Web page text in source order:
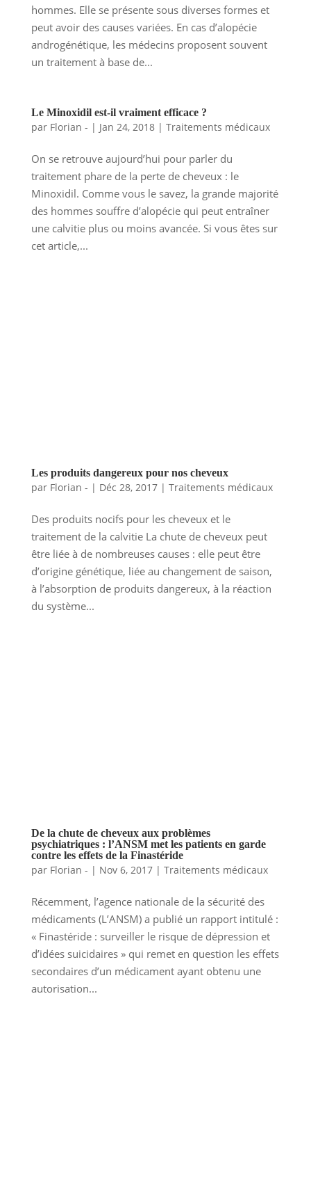
hommes. Elle se présente sous diverses formes et
peut avoir des causes variées. En cas d’alopécie
androgénétique, les médecins proposent souvent
un traitement à base de...
Le Minoxidil est-il vraiment efficace ?
par Florian - | Jan 24, 2018| Traitements médicaux
On se retrouve aujourd’hui pour parler du
traitement phare de la perte de cheveux : le
Minoxidil. Comme vous le savez, la grande majorité
des hommes souffre d’alopécie qui peut entraîner
une calvitie plus ou moins avancée. Si vous êtes sur
cet article,...
Les produits dangereux pour nos cheveux
par Florian - | Déc 28, 2017| Traitements médicaux
Des produits nocifs pour les cheveux et le
traitement de la calvitie La chute de cheveux peut
être liée à de nombreuses causes : elle peut être
d’origine génétique, liée au changement de saison,
à l’absorption de produits dangereux, à la réaction
du système...
De la chute de cheveux aux problèmes
psychiatriques : l’ANSM met les patients en garde
contre les effets de la Finastéride
par Florian - | Nov 6, 2017| Traitements médicaux
Récemment, l’agence nationale de la sécurité des
médicaments (L’ANSM) a publié un rapport intitulé :
« Finastéride : surveiller le risque de dépression et
d’idées suicidaires » qui remet en question les effets
secondaires d’un médicament ayant obtenu une
autorisation...